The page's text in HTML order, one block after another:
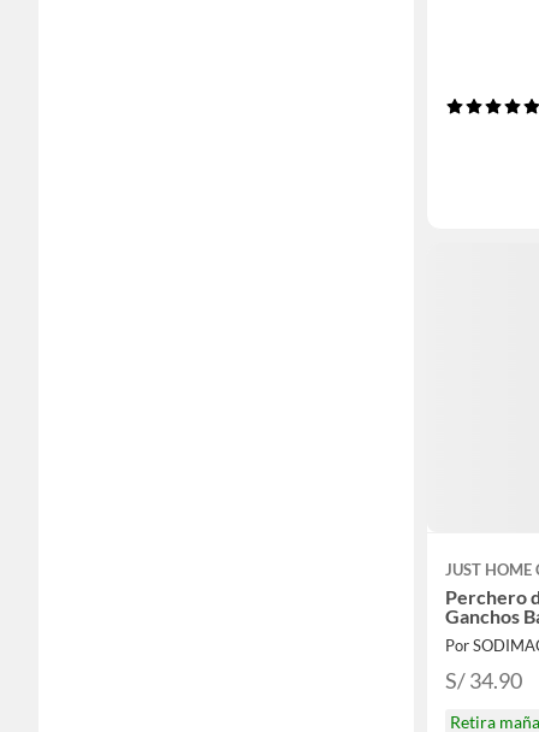
JUST HOME
Perchero
Ganchos
Por
S/ 34.90
Retira